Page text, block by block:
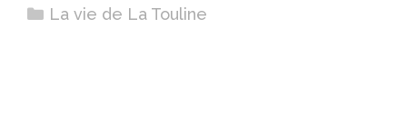
Catégories
La vie de La Touline